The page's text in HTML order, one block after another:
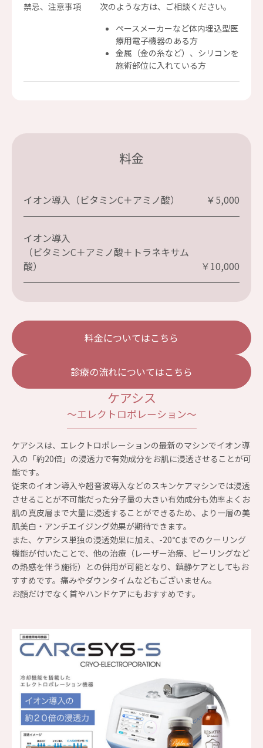
禁忌、注意事項
次のような方は、ご相談ください。
ペースメーカーなど体内埋込型医
療用電子機器のある方
金属（金の糸など）、シリコンを
施術部位に入れている方
料金
イオン導入（ビタミンC＋アミノ酸） ￥5,000
イオン導入
（ビタミンC＋アミノ酸＋トラネキサム
酸）
￥10,000
料金についてはこちら
診療の流れについてはこちら
ケアシス
～エレクトロポレーション～
ケアシスは、エレクトロポレーションの最新のマシンでイオン導
入の「約20倍」の浸透力で有効成分をお肌に浸透させることが可
能です。
従来のイオン導入や超音波導入などのスキンケアマシンでは浸透
させることが不可能だった分子量の大きい有効成分も効率よくお
肌の真皮層まで大量に浸透することができるため、より一層の美
肌美白・アンチエイジング効果が期待できます。
また、ケアシス単独の浸透効果に加え、-20℃までのクーリング
機能が付いたことで、他の治療（レーザー治療、ピーリングなど
の熱感を伴う施術）との併用が可能となり、鎮静ケアとしてもお
すすめです。痛みやダウンタイムなどもございません。
お顔だけでなく首やハンドケアにもおすすめです。